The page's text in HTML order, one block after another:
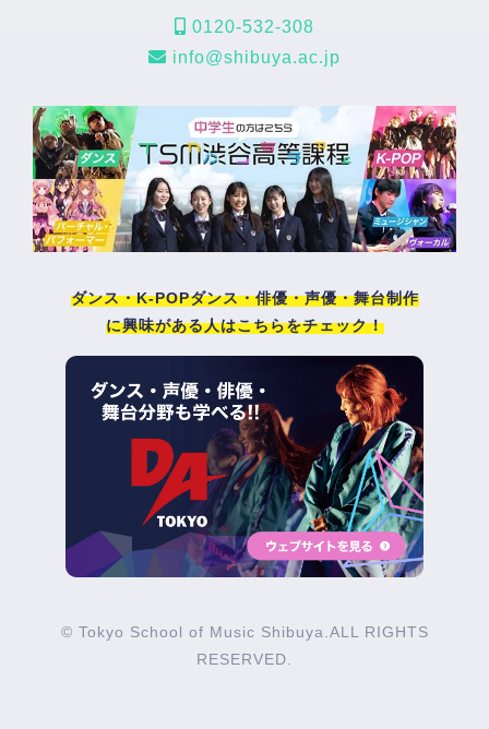
0120-532-308
info@shibuya.ac.jp
ダンス・K-POPダンス・俳優・声優・舞台制作
に興味がある人はこちらをチェック！
© Tokyo School of Music Shibuya.ALL RIGHTS
RESERVED.